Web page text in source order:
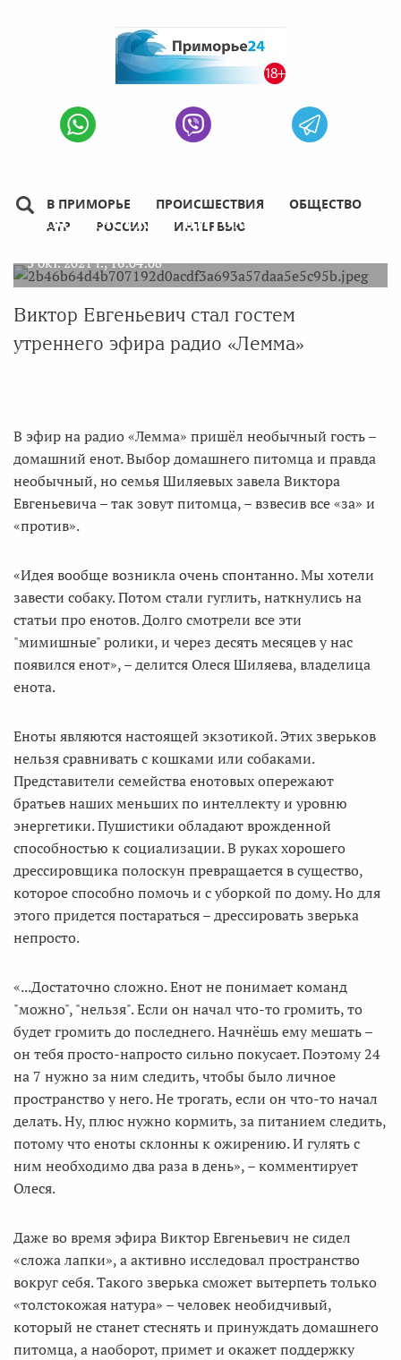
В ПРИМОРЬЕ ПРОИСШЕСТВИЯ
ОБЩЕСТВО
АТР
РОССИЯ ИНТЕРВЬЮ
экзотическом питомце
3 окт. 2021 г., 16:04:08
Виктор Евгеньевич стал гостем
утреннего эфира радио «Лемма»
В эфир на радио «Лемма» пришёл необычный гость –
домашний енот. Выбор домашнего питомца и правда
необычный, но семья Шиляевых завела Виктора
Евгеньевича – так зовут питомца, – взвесив все «за» и
«против».
«Идея вообще возникла очень спонтанно. Мы хотели
завести собаку. Потом стали гуглить, наткнулись на
статьи про енотов. Долго смотрели все эти
"мимишные" ролики, и через десять месяцев у нас
появился енот», – делится Олеся Шиляева, владелица
енота.
Еноты являются настоящей экзотикой. Этих зверьков
нельзя сравнивать с кошками или собаками.
Представители семейства енотовых опережают
братьев наших меньших по интеллекту и уровню
энергетики. Пушистики обладают врожденной
способностью к социализации. В руках хорошего
дрессировщика полоскун превращается в существо,
которое способно помочь и с уборкой по дому. Но для
этого придется постараться – дрессировать зверька
непросто.
«...Достаточно сложно. Енот не понимает команд
"можно", "нельзя". Если он начал что-то громить, то
будет громить до последнего. Начнёшь ему мешать –
он тебя просто-напросто сильно покусает. Поэтому 24
на 7 нужно за ним следить, чтобы было личное
пространство у него. Не трогать, если он что-то начал
делать. Ну, плюс нужно кормить, за питанием следить,
потому что еноты склонны к ожирению. И гулять с
ним необходимо два раза в день», – комментирует
Олеся.
Даже во время эфира Виктор Евгеньевич не сидел
«сложа лапки», а активно исследовал пространство
вокруг себя. Такого зверька сможет вытерпеть только
«толстокожая натура» – человек необидчивый,
который не станет стеснять и принуждать домашнего
питомца, а наоборот, примет и окажет поддержку